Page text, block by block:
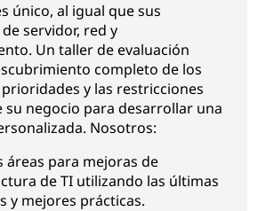
único, al igual que sus
servidor, red y
Un taller de evaluación
completo de los
y las restricciones
su negocio para desarrollar una
Nosotros:
áreas para mejoras de
de TI utilizando las últimas
y mejores prácticas.